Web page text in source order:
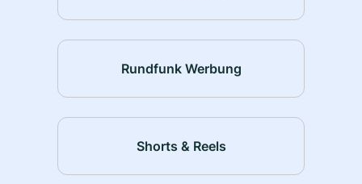
Rundfunk Werbung
Shorts & Reels